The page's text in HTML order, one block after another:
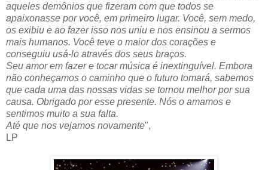
aqueles demônios que fizeram com que todos se
apaixonasse por você, em primeiro lugar. Você, sem medo,
os exibiu e ao fazer isso nos uniu e nos ensinou a sermos
mais humanos. Você teve o maior dos corações e
conseguiu usá-lo através dos seus braços.
Seu amor em fazer e tocar música é inextinguível. Embora
não conheçamos o caminho que o futuro tomará, sabemos
que cada uma das nossas vidas se tornou melhor por sua
causa. Obrigado por esse presente. Nós o amamos e
sentimos muito a sua falta.
Até que nos vejamos novamente",
LP